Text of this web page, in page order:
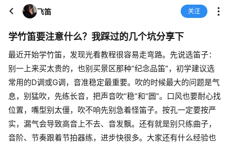
飞笛 关注
学竹笛要注意什么？我踩过的几个坑分享下
最近开始学竹笛，发现光看教程很容易走弯路。先说选笛子：
别一上来买太贵的，也别买景区那种“纪念品笛”，初学建议选
常用的D调或G调，音准稳定最重要。吹的时候最大的问题是气
息，别猛吹，先练长音，把声音吹“稳”和“圆”。口风也要耐心找
位置，嘴型别太僵，吹不响先别急着怪笛子。按孔一定要按严
实，漏气会导致高音上不去、音发飘。还有就是别只练曲子，
音阶、节奏跟着节拍器练，进步快很多。大家还有什么经验也